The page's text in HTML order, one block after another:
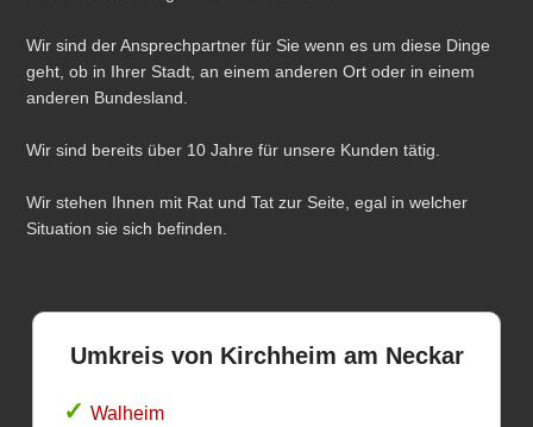
Wir sind der Ansprechpartner für Sie wenn es um diese Dinge
geht, ob in Ihrer Stadt, an einem anderen Ort oder in einem
anderen Bundesland.
Wir sind bereits über 10 Jahre für unsere Kunden tätig.
Wir stehen Ihnen mit Rat und Tat zur Seite, egal in welcher
Situation sie sich befinden.
Umkreis von Kirchheim am Neckar
Walheim